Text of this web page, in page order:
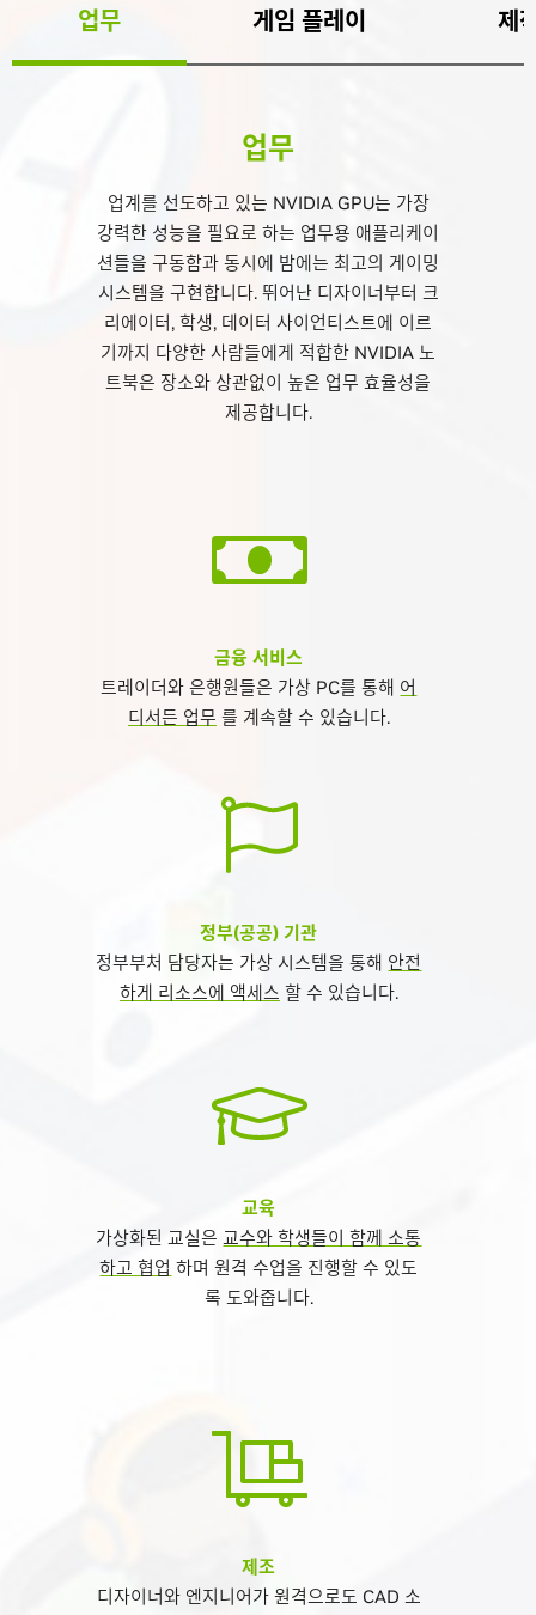
업무 게임 플레이 제
업무
업계를 선도하고 있는 NVIDIA GPU는 가장
강력한 성능을 필요로 하는 업무용 애플리케이
션들을 구동함과 동시에 밤에는 최고의 게이밍
시스템을 구현합니다. 뛰어난 디자이너부터 크
리에이터, 학생, 데이터 사이언티스트에 이르
기까지 다양한 사람들에게 적합한 NVIDIA 노
트북은 장소와 상관없이 높은 업무 효율성을
제공합니다.
금융 서비스
트레이더와 은행원들은 가상 PC를 통해 어
디서든 업무 를 계속할 수 있습니다.
정부(공공) 기관
정부부처 담당자는 가상 시스템을 통해 안전
하게 리소스에 액세스 할 수 있습니다.
교육
가상화된 교실은교수와 학생들이 함께 소통
하고 협업 하며 원격 수업을 진행할 수 있도
록 도와줍니다.
제조
디자이너와 엔지니어가 원격으로도 CAD 소